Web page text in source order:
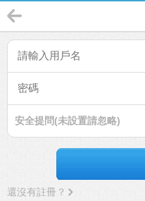
安全提問(未設置請忽略)
還沒有註冊？